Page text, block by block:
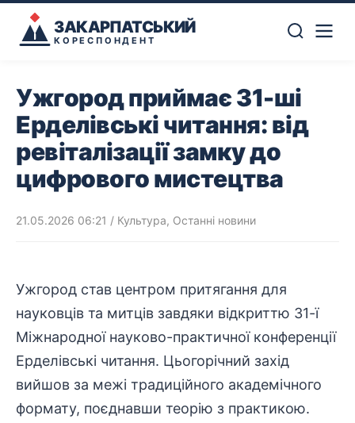
ЗАКАРПАТСЬКИЙ
КОРЕСПОНДЕНТ
Ужгород приймає 31-ші
Ерделівські читання: від
ревіталізації замку до
цифрового мистецтва
21.05.2026 06:21 / Культура, Останні новини
Ужгород став центром притягання для
науковців та митців завдяки відкриттю 31-ї
Міжнародної науково-практичної конференції
Ерделівські читання. Цьогорічний захід
вийшов за межі традиційного академічного
формату, поєднавши теорію з практикою.